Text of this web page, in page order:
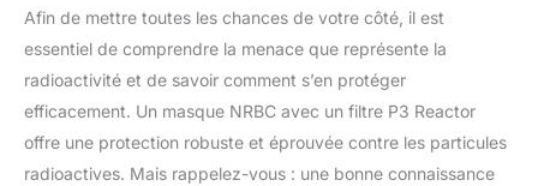
Afin de mettre toutes les chances de votre côté, il est
essentiel de comprendre la menace que représente la
radioactivité et de savoir comment s’en protéger
efficacement. Un masque NRBC avec un filtre P3 Reactor
offre une protection robuste et éprouvée contre les particules
radioactives. Mais rappelez-vous : une bonne connaissance